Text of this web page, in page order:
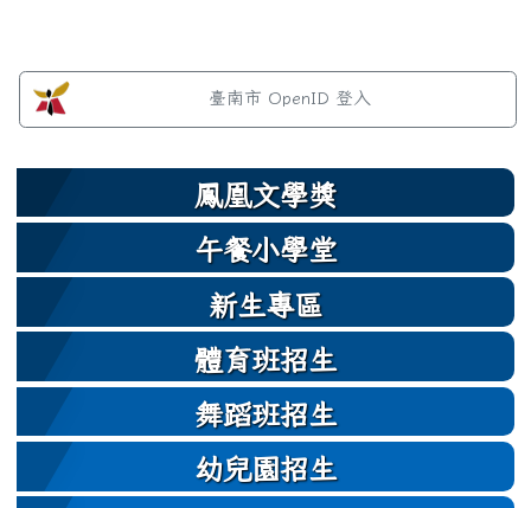
左邊區域內容
臺南市 OpenID 登入
鳳凰文學獎
午餐小學堂
新生專區
體育班招生
舞蹈班招生
幼兒園招生